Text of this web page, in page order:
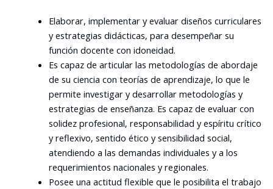
Elaborar, implementar y evaluar diseños curriculares
y estrategias didácticas, para desempeñar su
función docente con idoneidad.
Es capaz de articular las metodologías de abordaje
de su ciencia con teorías de aprendizaje, lo que le
permite investigar y desarrollar metodologías y
estrategias de enseñanza. Es capaz de evaluar con
solidez profesional, responsabilidad y espíritu crítico
y reflexivo, sentido ético y sensibilidad social,
atendiendo a las demandas individuales y a los
requerimientos nacionales y regionales.
Posee una actitud flexible que le posibilita el trabajo